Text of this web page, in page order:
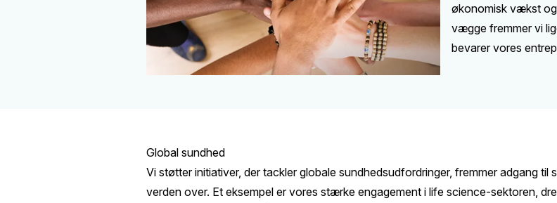
økonomisk vækst
vægge fremmer vi
bevarer vores
Global sundhed
Vi støtter initiativer, der tackler globale sundhedsudfordringer, fremmer adgang
verden over. Et eksempel er vores stærke engagement i life science-sektoren,